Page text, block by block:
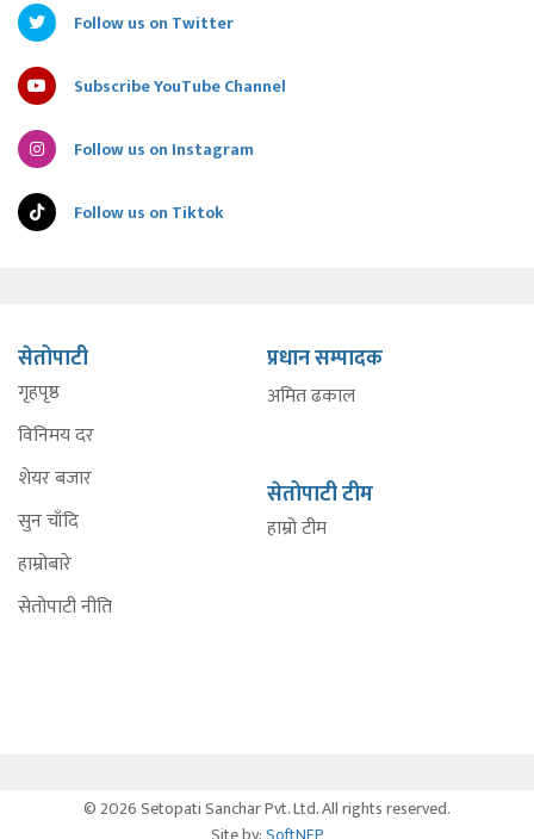
Follow us on Twitter
Subscribe YouTube Channel
Follow us on Instagram
Follow us on Tiktok
सेतोपाटी
गृहपृष्ठ
विनिमय दर
शेयर बजार
सुन चाँदि
हाम्रोबारे
सेतोपाटी नीति
प्रधान सम्पादक
अमित ढकाल
सेतोपाटी टीम
हाम्रो टीम
© 2026 Setopati Sanchar Pvt. Ltd. All rights reserved.